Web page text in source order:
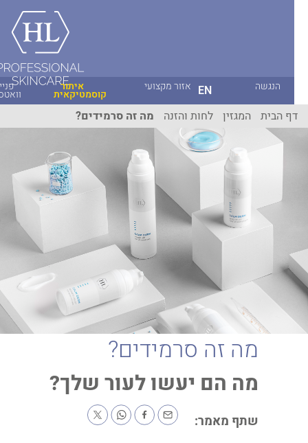
פניית
וואטסאפ
איתור
קוסמטיקאית
אזור מקצועי הנגשה
הבית המגזין לחות והזנה מה זה סרמידים?
מה זה סרמידים?
מה הם יעשו לעור שלך?
שתף מאמר: